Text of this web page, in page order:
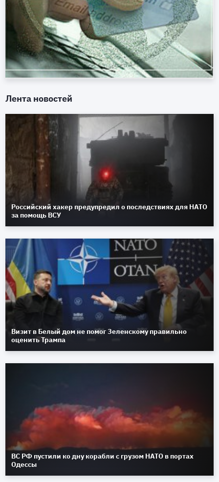
Лента новостей
Российский хакер предупредил о последствиях для НАТО
за помощь ВСУ
Визит в Белый дом не помог Зеленскому правильно
оценить Трампа
ВС РФ пустили ко дну корабли с грузом НАТО в портах
Одессы